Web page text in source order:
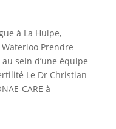
à La Hulpe,
Waterloo Prendre
sein d’une équipe
Le Dr Christian
CARE à